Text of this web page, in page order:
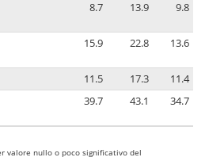
8.7 13.9 9.8
15.9 22.8 13.6
11.5 17.3
11.4
39.7 43.1 34.7
valore nullo o poco significativo del